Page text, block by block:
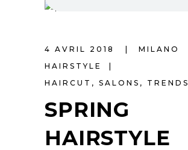
4 AVRIL 2018
MILANO
HAIRSTYLE
HAIRCUT , SALONS , TRENDS
SPRING
HAIRSTYLE